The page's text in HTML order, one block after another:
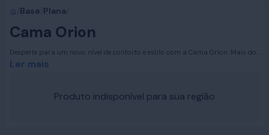
Base Plana
Cama Orion
Desperte para um novo nível de conforto e estilo com a Cama Orion. Mais do
que apenas uma base para o seu colchão, a Cama Orion é o alicerce do seu
diferença que uma base de qualidade superior pode fazer no seu sono e na
Ler mais
Produto indisponível para sua região